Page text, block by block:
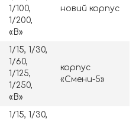
1/100,
1/200,
«В»
новий корпус
1/15, 1/30,
1/60,
1/125,
1/250,
«В»
корпус
«Смени-5»
1/15, 1/30,